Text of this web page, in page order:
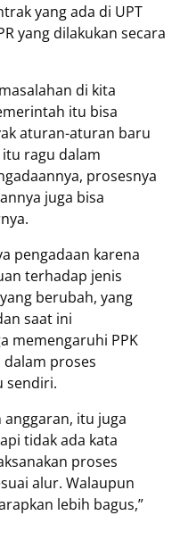
yang ada di UPT
yang dilakukan secara
di kita
itu bisa
aturan-aturan baru
ragu dalam
prosesnya
juga bisa
pengadaan karena
terhadap jenis
berubah, yang
saat ini
memengaruhi PPK
proses
sendiri.
anggaran, itu juga
tidak ada kata
proses
alur. Walaupun
lebih bagus,”